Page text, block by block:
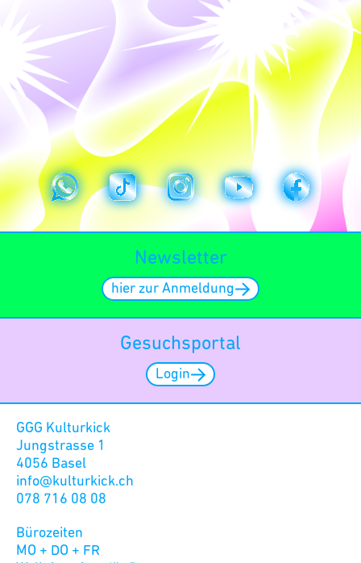
Newsletter
hier zur Anmeldung
Gesuchsportal
Login
GGG Kulturkick
Jungstrasse 1
4056 Basel
info@kulturkick.ch
078 716 08 08
Bürozeiten
MO + DO + FR